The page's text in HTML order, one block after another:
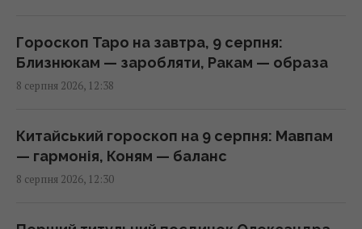
господині розповіли, для чого це потрібно
13:00 субота, 08 серпня 2026
названо найпопулярнішого автовиробника
у світі
12:51 субота, 08 серпня 2026
Ви неправильно заряджаєте смартфон: 6
Гороскоп Таро на завтра, 9 серпня:
Близнюкам — заробляти, Ракам — образа
8 серпня 2026, 12:38
Китайський гороскоп на 9 серпня: Мавпам
— гармонія, Коням — баланс
8 серпня 2026, 12:30